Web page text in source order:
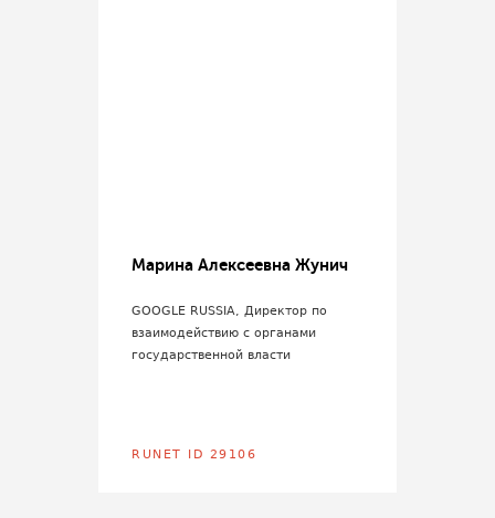
Марина Алексеевна Жунич
GOOGLE RUSSIA, Директор по
взаимодействию с органами
государственной власти
RUNET ID 29106